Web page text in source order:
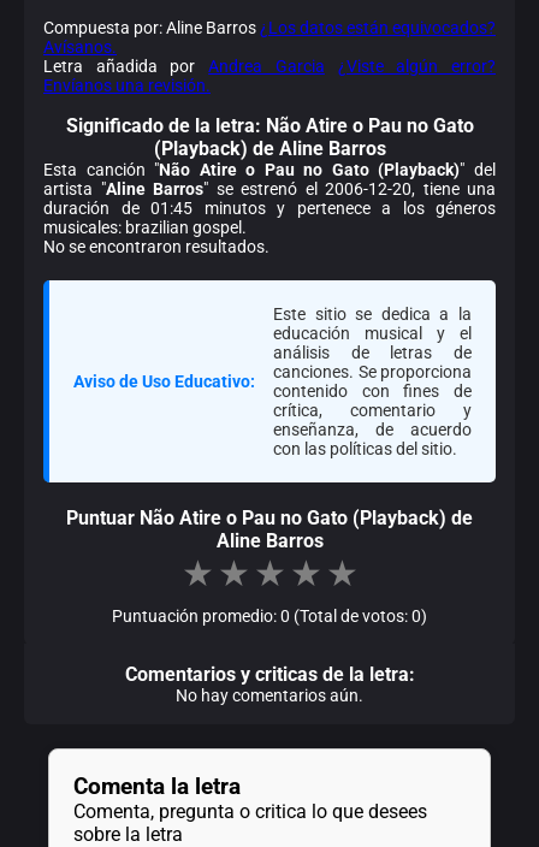
Compuesta por: Aline Barros¿Los datos están equivocados?
Avísanos.
Letra añadida porAndrea Garcia
¿Viste algún error?
Envíanos una revisión.
Significado de la letra: Não Atire o Pau no Gato
(Playback) de Aline Barros
Esta canción "Não Atire o Pau no Gato (Playback)" del
artista "Aline Barros" se estrenó el 2006-12-20, tiene una
duración de 01:45 minutos y pertenece a los géneros
musicales: brazilian gospel.
No se encontraron resultados.
Aviso de Uso Educativo:
Este sitio se dedica a la
educación musical y el
análisis de letras de
canciones. Se proporciona
contenido con fines de
crítica, comentario y
enseñanza, de acuerdo
con las políticas del sitio.
Puntuar Não Atire o Pau no Gato (Playback) de
Aline Barros
★ ★ ★ ★ ★
Puntuación promedio: 0 (Total de votos: 0)
Comentarios y criticas de la letra:
No hay comentarios aún.
Comenta la letra
Comenta, pregunta o critica lo que desees
sobre la letra